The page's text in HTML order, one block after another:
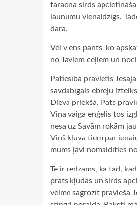
faraona sirds
ļaunumu vienaldzīgs.
dara.
Vēl viens pants, ko
no Taviem ceļiem un
Patiesībā pravietis
savdabīgais ebreju
Dieva priekšā. Pats
Viņa vaiga eņģelis tos
nesa uz Savām rokām
Viņš kļuva tiem par
mums ļāvi nomaldīties
Te ir redzams, ka tad,
prāts kļūdās un sirds
vēlme sagrozīt pravieša